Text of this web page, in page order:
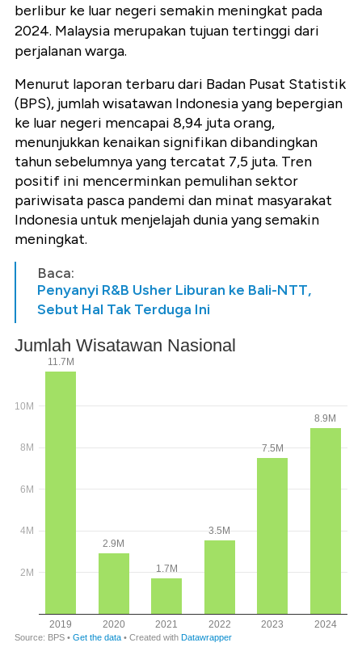
berlibur ke luar negeri semakin meningkat pada
2024. Malaysia merupakan tujuan tertinggi dari
perjalanan warga.
Menurut laporan terbaru dari Badan Pusat Statistik
(BPS), jumlah wisatawan Indonesia yang bepergian
ke luar negeri mencapai 8,94 juta orang,
menunjukkan kenaikan signifikan dibandingkan
tahun sebelumnya yang tercatat 7,5 juta. Tren
positif ini mencerminkan pemulihan sektor
pariwisata pasca pandemi dan minat masyarakat
Indonesia untuk menjelajah dunia yang semakin
meningkat.
Baca:
Penyanyi R&B Usher Liburan ke Bali-NTT,
Sebut Hal Tak Terduga Ini